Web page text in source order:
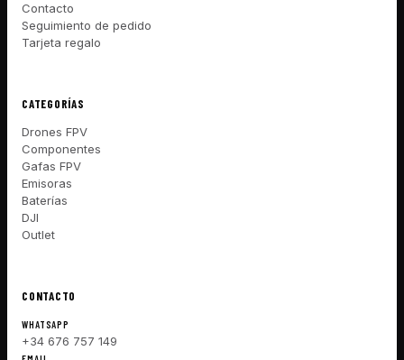
Contacto
Seguimiento de pedido
Tarjeta regalo
CATEGORÍAS
Drones FPV
Componentes
Gafas FPV
Emisoras
Baterías
DJI
Outlet
CONTACTO
WHATSAPP
+34 676 757 149